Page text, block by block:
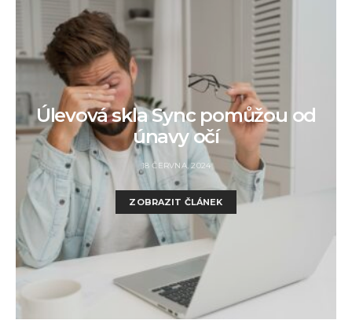
Úlevová skla Sync pomůžou od
únavy očí
18 ČERVNA, 2024
ZOBRAZIT ČLÁNEK